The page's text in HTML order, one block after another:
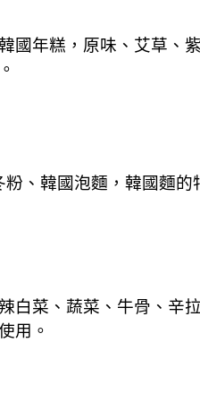
國年糕，原味、艾草、
、韓國泡麵，韓國麵
白菜、蔬菜、牛骨、辛
用。